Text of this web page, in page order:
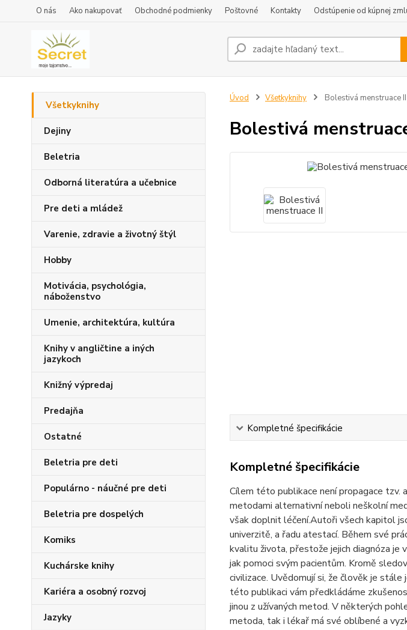
O nás Ako nakupovať Obchodné podmienky Poštovné Kontakty Odstúpenie od kúpnej
Všetkyknihy
Dejiny
Beletria
Odborná literatúra a učebnice
Pre deti a mládež
Varenie, zdravie a životný štýl
Hobby
Motivácia, psychológia,
náboženstvo
Umenie, architektúra, kultúra
Knihy v angličtine a iných
jazykoch
Knižný výpredaj
Predajňa
Ostatné
Beletria pre deti
Populárno - náučné pre deti
Beletria pre dospelých
Komiks
Kuchárske knihy
Kariéra a osobný rozvoj
Jazyky
Úvod Všetkyknihy Bolestivá menstruace II
Bolestivá
Kompletné špecifikácie
Kompletné špecifikácie
Cílem této publikace není propagace
metodami alternativní neboli neškolní
však doplnit léčení.Autoři všech kapitol
univerzitě, a řadu atestací. Během své
kvalitu života, přestože jejich diagnóza je
jak pomoci svým pacientům. Kromě
civilizace. Uvědomují si, že člověk je
této publikaci vám předkládáme
jinou z užívaných metod. V některých
metoda, tak i lékař má své oblíbené a